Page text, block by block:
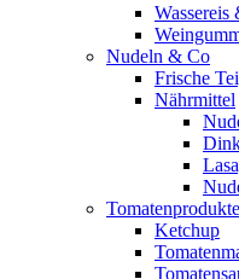
Nudeln & Co
Frische
Nährmittel
Tomatenprodukte
Ketchup